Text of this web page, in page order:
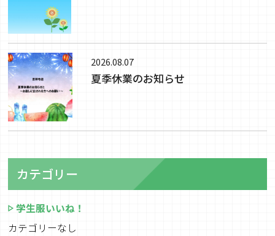
2026.08.07
夏季休業のお知らせ
カテゴリー
学生服いいね！
カテゴリーなし